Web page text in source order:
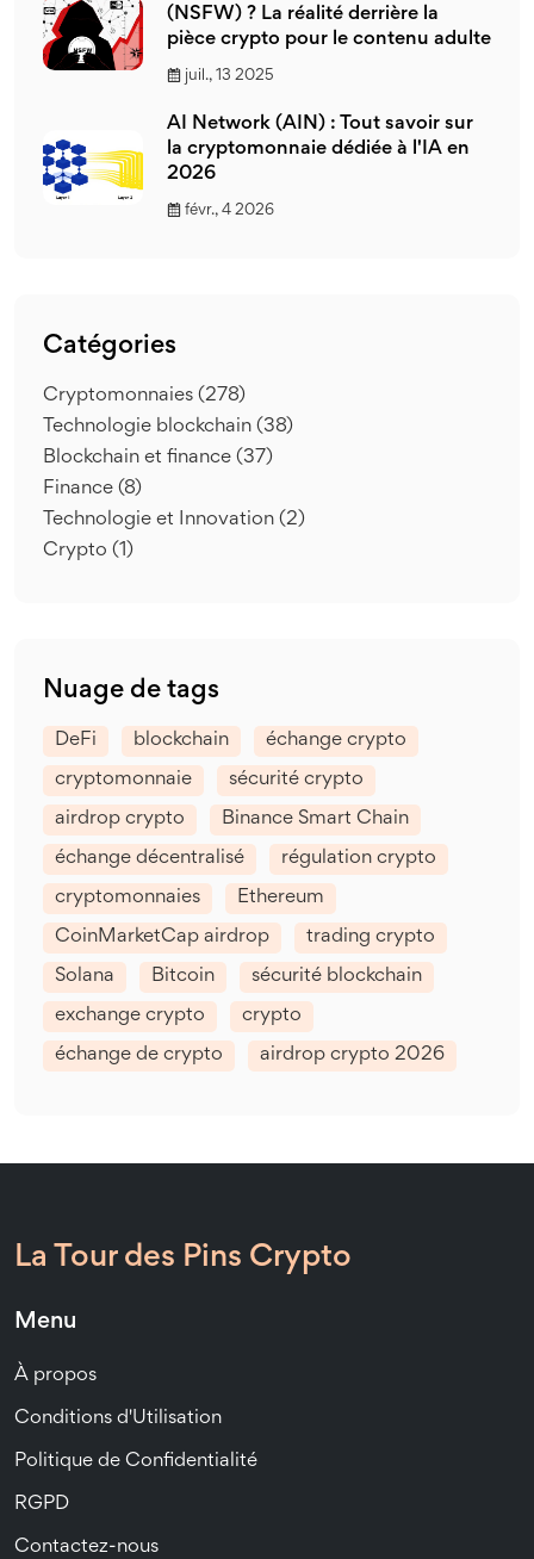
(NSFW) ? La réalité derrière la
pièce crypto pour le contenu adulte
juil., 13 2025
AI Network (AIN) : Tout savoir sur
la cryptomonnaie dédiée à l'IA en
2026
févr., 4 2026
Catégories
Cryptomonnaies (278)
Technologie blockchain (38)
Blockchain et finance (37)
Finance (8)
Technologie et Innovation (2)
Crypto (1)
Nuage de tags
DeFi blockchain échange crypto
cryptomonnaie sécurité crypto
airdrop crypto Binance Smart Chain
échange décentralisé régulation crypto
cryptomonnaies Ethereum
CoinMarketCap airdrop trading crypto
Solana Bitcoin sécurité blockchain
exchange crypto crypto
échange de crypto airdrop crypto 2026
La Tour des Pins Crypto
Menu
À propos
Conditions d'Utilisation
Politique de Confidentialité
RGPD
Contactez-nous